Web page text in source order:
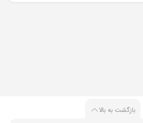
بازگشت به بالا